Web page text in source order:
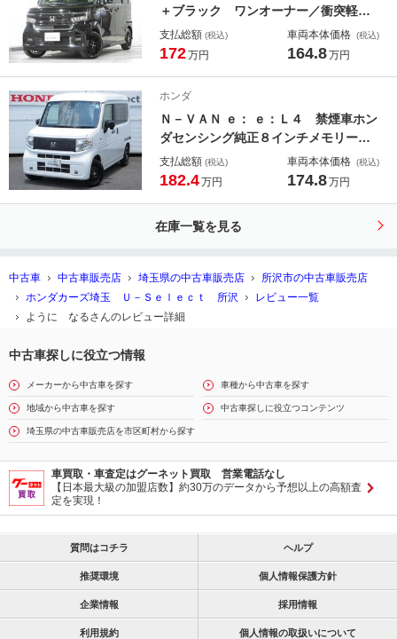
＋ブラック ワンオーナー／衝突軽減
ブレーキ／認定中古車／フルセグＴＶ
／純正メモリーナビ／ＥＴＣ／前後ド
ライト／スマートキー／純正アルミ
禁煙
支払総額 (税込)
172万円
車両本体価格 (税込)
164.8万円
ホンダ
Ｎ－ＶＡＮ ｅ： ｅ：Ｌ４ 禁煙車ホン
ダセンシング純正８インチメモリーナ
ビＢｌｕｅｔｏｏｔｈドラレコＥＴＣ
Ｒカメラワンオーナー 電動格納ミラ
ク バックカメラ
支払総額 (税込)
182.4万円
車両本体価格 (税込)
174.8万円
在庫一覧を見る
中古車 中古車販売店 埼玉県の中古車販売店
所沢市の中古車販売店
ホンダカーズ埼玉 Ｕ－Ｓｅｌｅｃｔ 所沢
レビュー一覧
ように なるさんのレビュー詳細
中古車探しに役立つ情報
メーカーから中古車を探す 車種から中古車を探す
地域から中古車を探す 中古車探しに役立つコンテンツ
埼玉県の中古車販売店を市区町村から探す
車買取・車査定はグーネット買取 営業電話なし
【日本最大級の加盟店数】約30万のデータから予想以上の高額査
定を実現！
質問はコチラ ヘルプ
推奨環境 個人情報保護方針
企業情報 採用情報
利用規約 個人情報の取扱いについて